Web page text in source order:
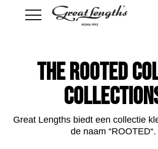
THE rooted
Great Lengths biedt een collectie
de naam “ROOTED“.